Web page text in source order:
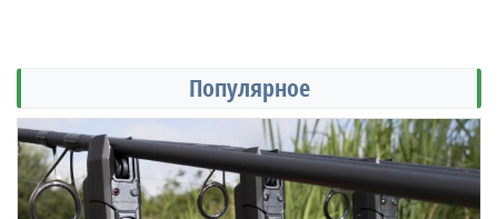
Популярное